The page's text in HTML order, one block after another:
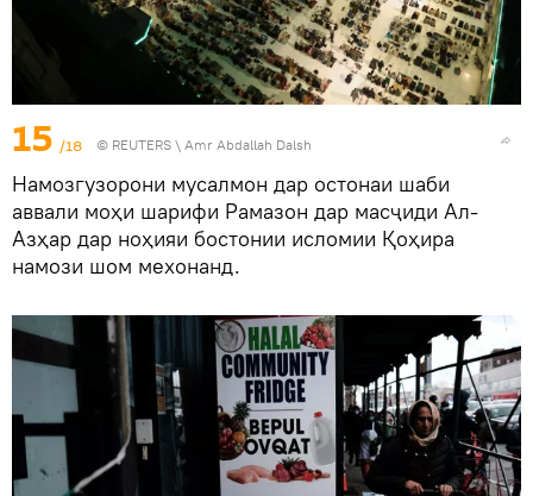
15 /18 © REUTERS \ Amr Abdallah Dalsh
Намозгузорони мусалмон дар остонаи шаби
аввали моҳи шарифи Рамазон дар масҷиди Ал-
Азҳар дар ноҳияи бостонии исломии Қоҳира
намози шом мехонанд.